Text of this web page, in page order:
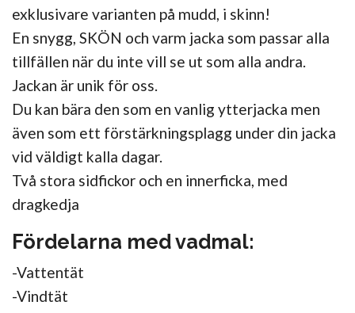
exklusivare varianten på mudd, i skinn!
En snygg, SKÖN och varm jacka som passar alla
tillfällen när du inte vill se ut som alla andra.
Jackan är unik för oss.
Du kan bära den som en vanlig ytterjacka men
även som ett förstärkningsplagg under din jacka
vid väldigt kalla dagar.
Två stora sidfickor och en innerficka, med
dragkedja
Fördelarna med vadmal:
-Vattentät
-Vindtät